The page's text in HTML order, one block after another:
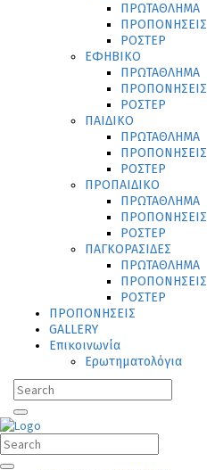
ΠΡΩΤΑΘΛΗΜΑ
ΠΡΟΠΟΝΗΣΕΙΣ
ΡΟΣΤΕΡ
ΕΦΗΒΙΚΟ
ΠΡΩΤΑΘΛΗΜΑ
ΠΡΟΠΟΝΗΣΕΙΣ
ΡΟΣΤΕΡ
ΠΑΙΔΙΚΟ
ΠΡΩΤΑΘΛΗΜΑ
ΠΡΟΠΟΝΗΣΕΙΣ
ΡΟΣΤΕΡ
ΠΡΟΠΑΙΔΙΚΟ
ΠΡΩΤΑΘΛΗΜΑ
ΠΡΟΠΟΝΗΣΕΙΣ
ΡΟΣΤΕΡ
ΠΑΓΚΟΡΑΣΙΔΕΣ
ΠΡΩΤΑΘΛΗΜΑ
ΠΡΟΠΟΝΗΣΕΙΣ
ΡΟΣΤΕΡ
ΠΡΟΠΟΝΗΣΕΙΣ
GALLERY
Επικοινωνία
Ερωτηματολόγια